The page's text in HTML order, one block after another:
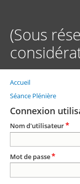
(Sous
Fil
d'Ariane
Accueil
Séance Plénière
Connexion
Nom d'utilisateur
Mot de passe